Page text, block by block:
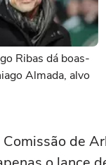
Ribas dá boas-
Almada, alvo
de